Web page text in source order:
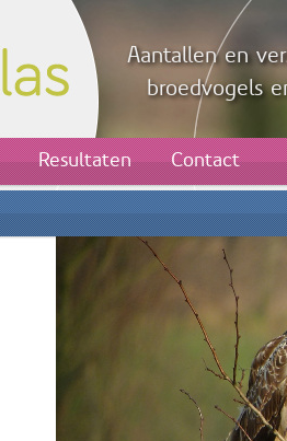
Aantallen en
broedvogels
Resultaten Contact